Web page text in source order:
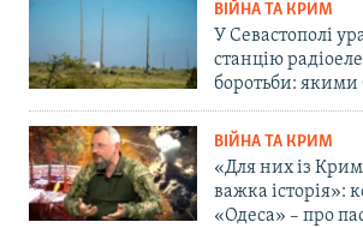
ВІЙНА ТА КРИМ
У Севастополі
станцію
боротьби: якими
ВІЙНА ТА КРИМ
«Для них із
важка історія»:
«Одеса» – про